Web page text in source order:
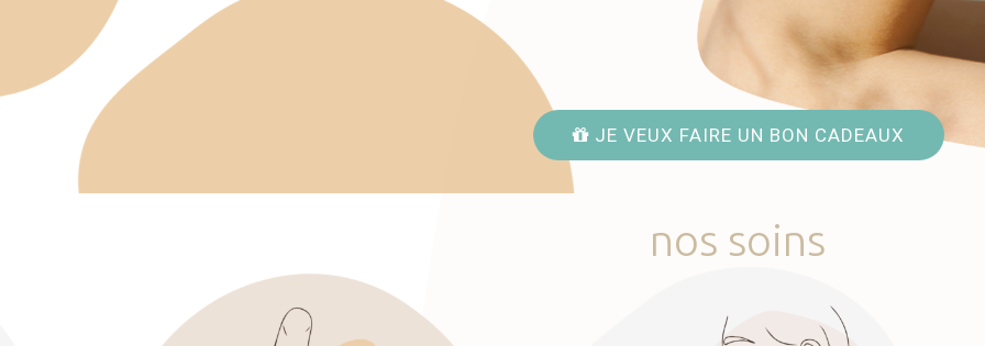
JE VEUX FAIRE UN BON CADEAUX
nos soins